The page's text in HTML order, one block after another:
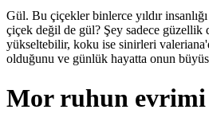
Gül. Bu çiçekler binlerce yıldır
çiçek değil de gül? Şey sadece güzellik
yükseltebilir, koku ise sinirleri
olduğunu ve günlük hayatta onun
Mor ruhun evrimi